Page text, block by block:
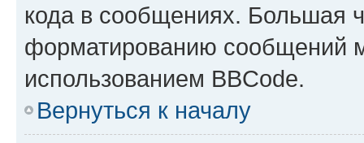
кода в сообщениях. Большая
форматированию сообщений
использованием BBCode.
Вернуться к началу